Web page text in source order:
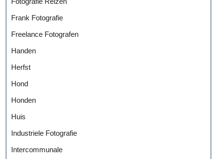
Frank Fotografie
Freelance Fotografen
Handen
Herfst
Hond
Honden
Huis
Industriele Fotografie
Intercommunale